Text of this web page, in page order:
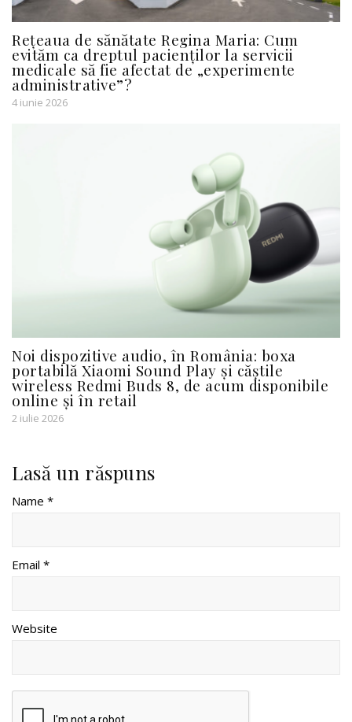
Rețeaua de sănătate Regina Maria: Cum
evităm ca dreptul pacienților la servicii
medicale să fie afectat de „experimente
administrative”?
4 iunie 2026
Noi dispozitive audio, în România: boxa
portabilă Xiaomi Sound Play și căștile
wireless Redmi Buds 8, de acum disponibile
online și în retail
2 iulie 2026
Lasă un răspuns
Name *
Email *
Website